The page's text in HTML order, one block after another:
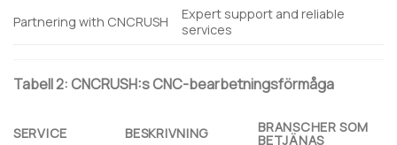
Partnering with CNCRUSH
Expert support and reliable
services
Tabell 2: CNCRUSH:s CNC-bearbetningsförmåga
SERVICE BESKRIVNING BRANSCHER SOM
BETJÄNAS